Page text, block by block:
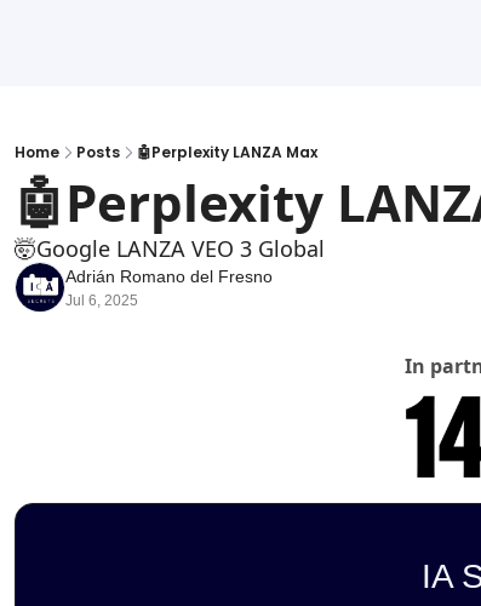
Home Posts 🤖Perplexity LANZA Max
🤖Perplexity
🤯Google LANZA VEO 3 Global
Adrián Romano del Fresno
Jul 6, 2025
In
IA